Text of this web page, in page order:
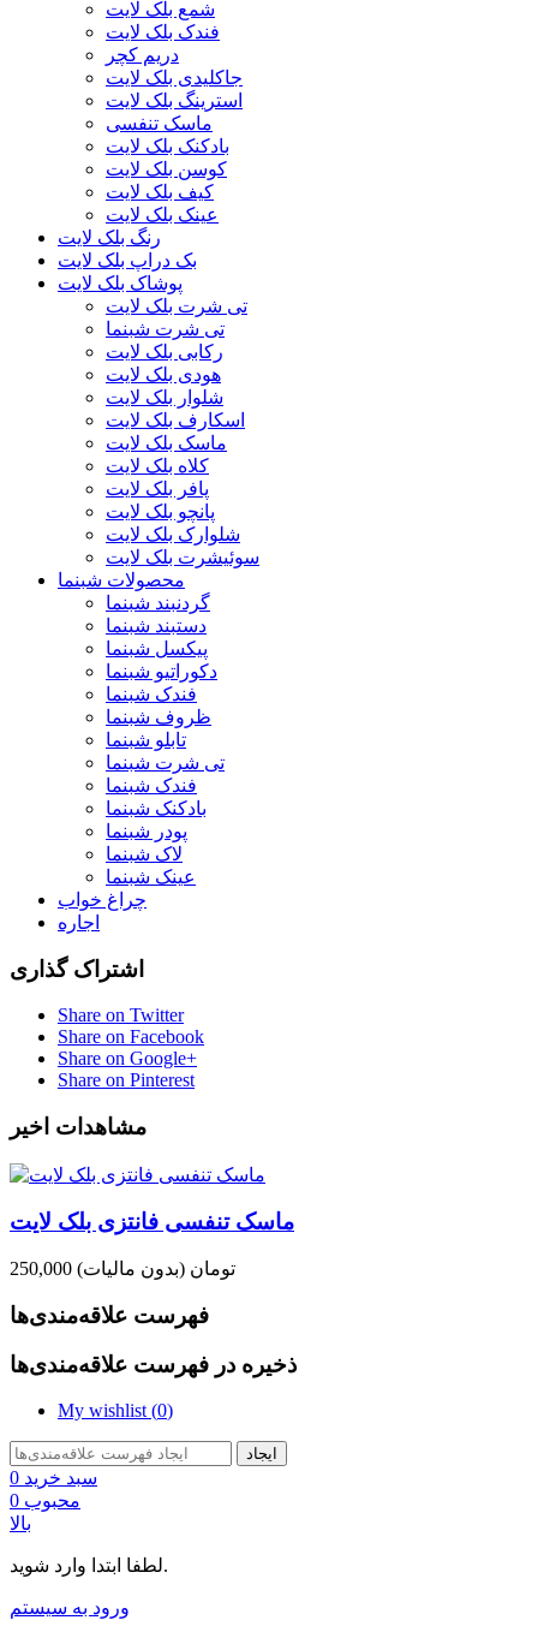
شمع بلک لایت
فندک بلک لایت
دریم کچر
جاکلیدی بلک لایت
استرینگ بلک لایت
ماسک تنفسی
بادکنک بلک لایت
کوسن بلک لایت
کیف بلک لایت
عینک بلک لایت
رنگ بلک لایت
بک دراپ بلک لایت
پوشاک بلک لایت
تی شرت بلک لایت
تی شرت شبنما
رکابی بلک لایت
هودی بلک لایت
شلوار بلک لایت
اسکارف بلک لایت
ماسک بلک لایت
کلاه بلک لایت
پافر بلک لایت
پانچو بلک لایت
شلوارک بلک لایت
سوئیشرت بلک لایت
محصولات شبنما
گردنبند شبنما
دستبند شبنما
پیکسل شبنما
دکوراتیو شبنما
فندک شبنما
ظروف شبنما
تابلو شبنما
تی شرت شبنما
فندک شبنما
بادکنک شبنما
پودر شبنما
لاک شبنما
عینک شبنما
چراغ خواب
اجاره
اشتراک گذاری
Share on Twitter
Share on Facebook
Share on Google+
Share on Pinterest
مشاهدات اخیر
ماسک تنفسی فانتزی بلک لایت
250,000 تومان (بدون مالیات)
فهرست علاقه‌مندی‌ها
ذخیره در فهرست علاقه‌مندی‌ها
My wishlist (0)
ایجاد
سبد خرید 0
محبوب 0
بالا
لطفا ابتدا وارد شوید.
ورود به سیستم